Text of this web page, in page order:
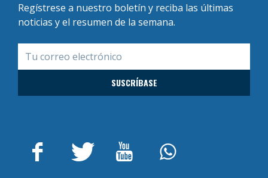
Regístrese a nuestro boletín y reciba las últimas
noticias y el resumen de la semana.